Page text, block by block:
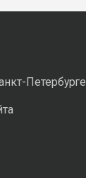
Петербурге